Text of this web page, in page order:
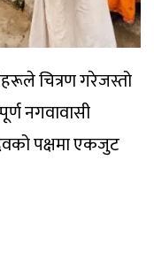
चित्रण गरेजस्तो
नगवावासी
पक्षमा एकजुट